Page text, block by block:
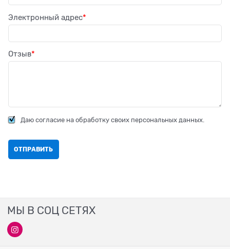
Электронный адрес
Отзыв
Даю согласие на обработку своих персональных данных.
МЫ В СОЦ СЕТЯХ